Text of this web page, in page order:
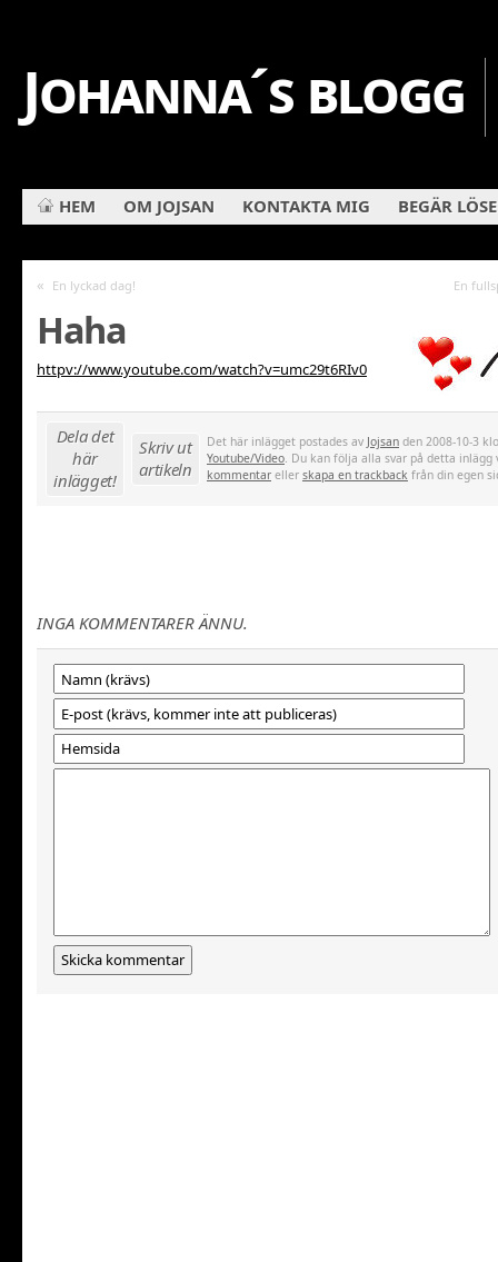
Johanna´s blogg
HEM OM JOJSAN KONTAKTA MIG BEGÄR
« En lyckad dag! En
Haha
httpv://www.youtube.com/watch?v=umc29t6RIv0
Dela det
här
inlägget!
Skriv ut
artikeln
Det här inlägget postades av Jojsan den 2008-10-3
Youtube/Video. Du kan följa alla svar på detta inlägg
kommentar eller skapa en trackback från din egen
INGA KOMMENTARER ÄNNU.